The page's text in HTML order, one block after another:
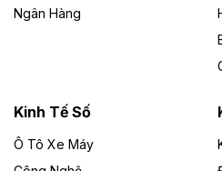
phần Tập đoàn Đức Long Gia
Gia Lai với tổng vốn hơn
Đồng Nai cho thuê gần
công nghiệp ở Long
Ngân Hàng
Kinh Tế Số
Ô Tô Xe Máy